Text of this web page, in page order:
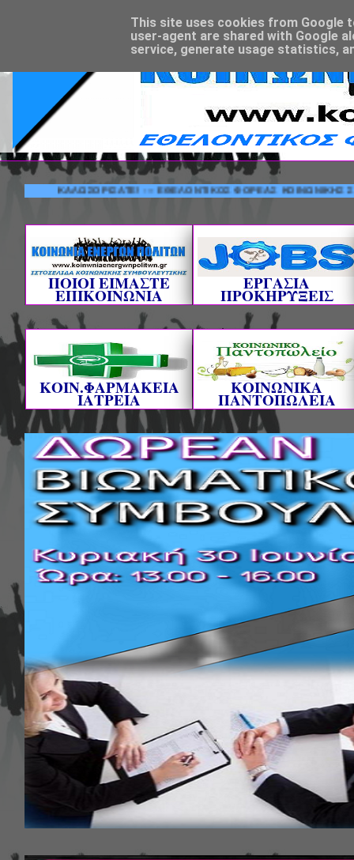
ΚΑΛΩΣΟΡΙΣΑΤΕ! --- ΕΘΕΛΟΝΤΙΚΟΣ ΦΟΡΕΑΣ ΚΟΙΝΩΝΙΚΗΣ
ΠΟΙΟΙ ΕΙΜΑΣΤΕ
ΕΠΙΚΟΙΝΩΝΙΑ
ΕΡΓΑΣΙΑ
ΠΡΟΚΗΡΥΞΕΙΣ
ΚΟΙΝ.ΦΑΡΜΑΚΕΙΑ
ΙΑΤΡΕΙΑ
ΚΟΙΝΩΝΙΚΑ
ΠΑΝΤΟΠΩΛΕΙΑ
This site uses cookies from Google
user-agent are shared with Google
service, generate usage statistics,